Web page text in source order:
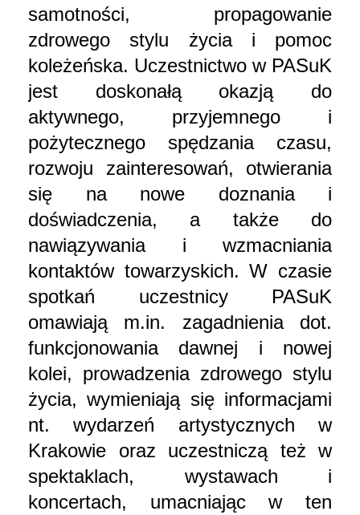
samotności, propagowanie
zdrowego stylu życia i pomoc
koleżeńska. Uczestnictwo w PASuK
jest doskonałą okazją do
aktywnego, przyjemnego i
pożytecznego spędzania czasu,
rozwoju zainteresowań, otwierania
się na nowe doznania i
doświadczenia, a także do
nawiązywania i wzmacniania
kontaktów towarzyskich. W czasie
spotkań uczestnicy PASuK
omawiają m.in. zagadnienia dot.
funkcjonowania dawnej i nowej
kolei, prowadzenia zdrowego stylu
życia, wymieniają się informacjami
nt. wydarzeń artystycznych w
Krakowie oraz uczestniczą też w
spektaklach, wystawach i
koncertach, umacniając w ten